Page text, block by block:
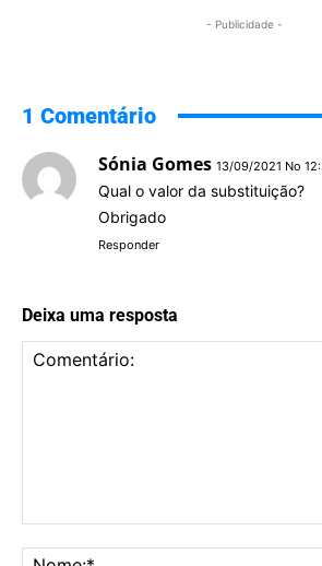
- Publicidade -
1 Comentário
Sónia Gomes 13/09/2021 No
Qual o valor da substituição?
Obrigado
Responder
Deixa uma resposta